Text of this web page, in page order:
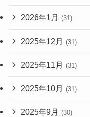
2026年1月 (31)
2025年12月 (31)
2025年11月 (31)
2025年10月 (31)
2025年9月 (30)